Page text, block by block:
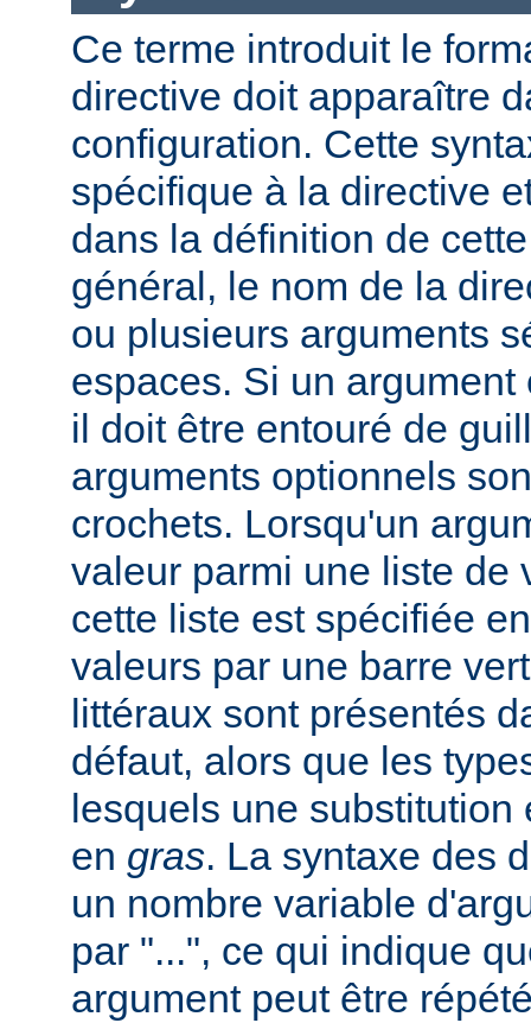
Ce terme introduit le
directive doit apparaître
configuration. Cette
spécifique à la directive
dans la définition de
général, le nom de la
ou plusieurs arguments
espaces. Si un
il doit être entouré de
arguments optionnels
crochets. Lorsqu'un
valeur parmi une liste de
cette liste est spécifiée
valeurs par une barre
littéraux sont présentés
défaut, alors que les
lesquels une substitution
en gras. La syntaxe des
un nombre variable
par "...", ce qui indique
argument peut être